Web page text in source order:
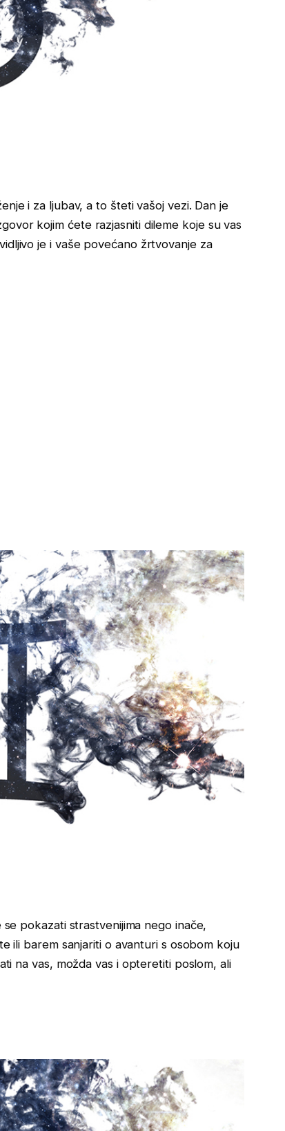
i za ljubav, a to šteti vašoj vezi. Dan je
kojim ćete razjasniti dileme koje su vas
je i vaše povećano žrtvovanje za
pokazati strastvenijima nego inače,
ili barem sanjariti o avanturi s osobom koju
na vas, možda vas i opteretiti poslom, ali